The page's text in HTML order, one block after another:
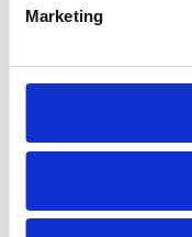
Marketing